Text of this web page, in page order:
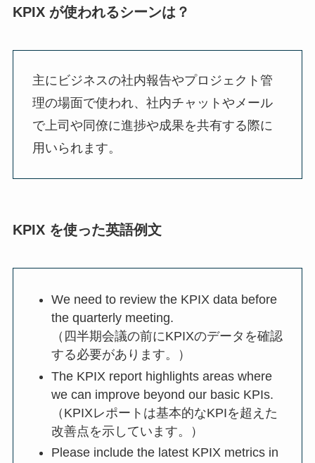
KPIX が使われるシーンは？
主にビジネスの社内報告やプロジェクト管
理の場面で使われ、社内チャットやメール
で上司や同僚に進捗や成果を共有する際に
用いられます。
KPIX を使った英語例文
We need to review the KPIX data before
the quarterly meeting.
（四半期会議の前にKPIXのデータを確認
する必要があります。）
The KPIX report highlights areas where
we can improve beyond our basic KPIs.
（KPIXレポートは基本的なKPIを超えた
改善点を示しています。）
Please include the latest KPIX metrics in